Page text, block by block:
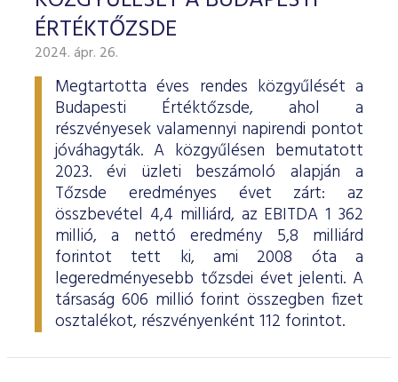
ÉRTÉKTŐZSDE
2024. ápr. 26.
Megtartotta éves rendes közgyűlését a
Budapesti Értéktőzsde, ahol a
részvényesek valamennyi napirendi pontot
jóváhagyták. A közgyűlésen bemutatott
2023. évi üzleti beszámoló alapján a
Tőzsde eredményes évet zárt: az
összbevétel 4,4 milliárd, az EBITDA 1 362
millió, a nettó eredmény 5,8 milliárd
forintot tett ki, ami 2008 óta a
legeredményesebb tőzsdei évet jelenti. A
társaság 606 millió forint összegben fizet
osztalékot, részvényenként 112 forintot.